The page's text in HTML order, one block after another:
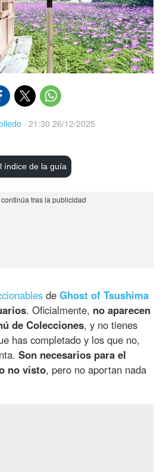
· 21:30 26/12/2025
índice de la guía
deGhost of Tsushima
. Oficialmente, no aparecen
de Colecciones, y no tienes
has completado y los que no,
Son necesarios para el
no visto, pero no aportan nada